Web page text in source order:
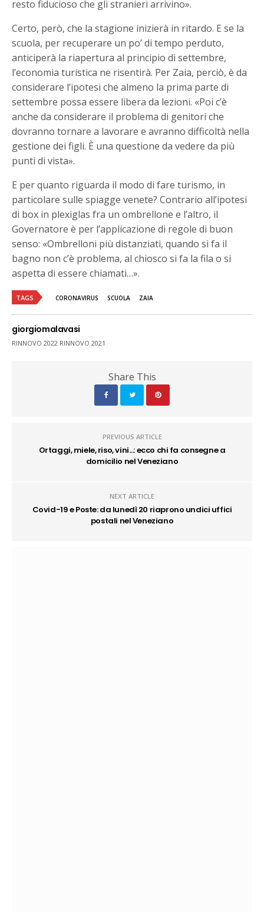
resto fiducioso che gli stranieri arrivino».
Certo, però, che la stagione inizierà in ritardo. E se la
scuola, per recuperare un po’ di tempo perduto,
anticiperà la riapertura al principio di settembre,
l’economia turistica ne risentirà. Per Zaia, perciò, è da
considerare l’ipotesi che almeno la prima parte di
settembre possa essere libera da lezioni. «Poi c’è
anche da considerare il problema di genitori che
dovranno tornare a lavorare e avranno difficoltà nella
gestione dei figli. È una questione da vedere da più
punti di vista».
E per quanto riguarda il modo di fare turismo, in
particolare sulle spiagge venete? Contrario all’ipotesi
di box in plexiglas fra un ombrellone e l’altro, il
Governatore è per l’applicazione di regole di buon
senso: «Ombrelloni più distanziati, quando si fa il
bagno non c’è problema, al chiosco si fa la fila o si
aspetta di essere chiamati…».
TAGS CORONAVIRUS SCUOLA ZAIA
giorgiomalavasi
RINNOVO 2022 RINNOVO 2021
Share This
PREVIOUS ARTICLE
Ortaggi, miele, riso, vini...: ecco chi fa consegne a
domicilio nel Veneziano
NEXT ARTICLE
Covid-19 e Poste: da lunedì 20 riaprono undici uffici
postali nel Veneziano